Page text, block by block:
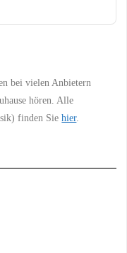
bei vielen Anbietern
hören. Alle
finden Siehier.